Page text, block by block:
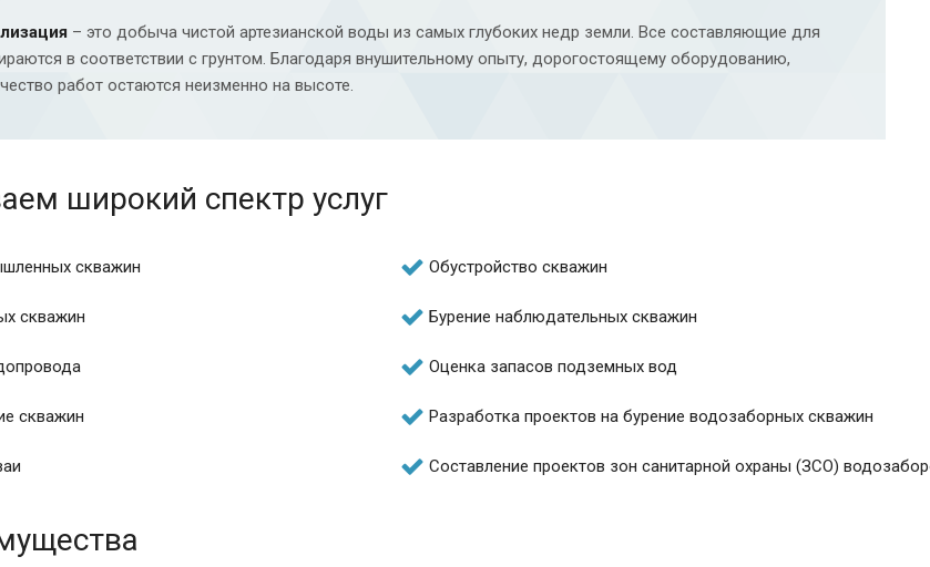
– это добыча чистой артезианской воды из самых глубоких недр земли. Все составляющие для
в соответствии с грунтом. Благодаря внушительному опыту, дорогостоящему оборудованию,
работ остаются неизменно на высоте.
широкий спектр услуг
скважин
скважин
скважин
Обустройство скважин
Бурение наблюдательных скважин
Оценка запасов подземных вод
Разработка проектов на бурение водозаборных скважин
Составление проектов зон санитарной охраны (ЗСО)